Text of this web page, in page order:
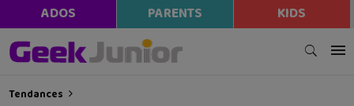
ADOS PARENTS KIDS
Tendances